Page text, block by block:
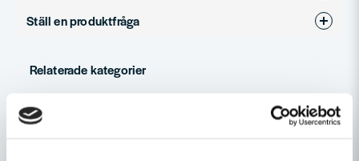
Produkttyp
Ställ en produktfråga
Fråga oss något om denna produkten...
Relaterade kategorier
Hand- och hudvård